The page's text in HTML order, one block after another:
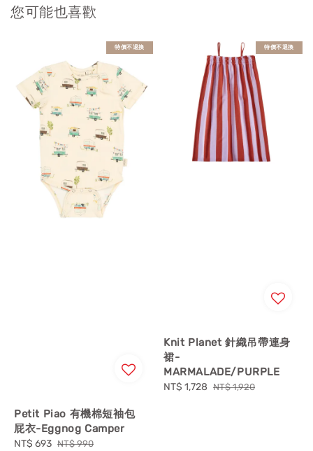
您可能也喜歡
特價不退換
Petit Piao 有機棉短袖包
屁衣-Eggnog Camper
Sale
NT$ 693 Regular
NT$ 990
特價不退換
Knit Planet 針織吊帶連身
裙-
MARMALADE/PURPLE
Sale
NT$ 1,728 Regular
NT$ 1,920